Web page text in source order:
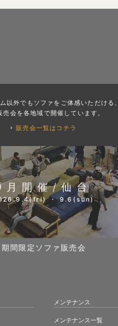
以外でもソファをご体感いただける、
売会を各地域で開催しています。
販売会一覧はコチラ
月開催/仙台
・ 9.6(sun)
期間限定ソファ販売会
メンテナンス
メンテナンス一覧